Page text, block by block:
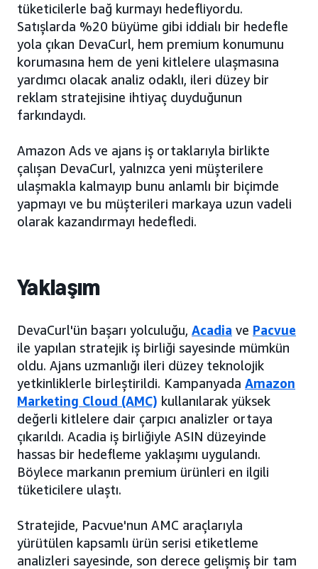
tüketicilerle bağ kurmayı hedefliyordu.
Satışlarda %20 büyüme gibi iddialı bir hedefle
yola çıkan DevaCurl, hem premium konumunu
korumasına hem de yeni kitlelere ulaşmasına
yardımcı olacak analiz odaklı, ileri düzey bir
reklam stratejisine ihtiyaç duyduğunun
farkındaydı.
Amazon Ads ve ajans iş ortaklarıyla birlikte
çalışan DevaCurl, yalnızca yeni müşterilere
ulaşmakla kalmayıp bunu anlamlı bir biçimde
yapmayı ve bu müşterileri markaya uzun vadeli
olarak kazandırmayı hedefledi.
Yaklaşım
DevaCurl'ün başarı yolculuğu, Acadia ve Pacvue
ile yapılan stratejik iş birliği sayesinde mümkün
oldu. Ajans uzmanlığı ileri düzey teknolojik
yetkinliklerle birleştirildi. Kampanyada Amazon
Marketing Cloud (AMC) kullanılarak yüksek
değerli kitlelere dair çarpıcı analizler ortaya
çıkarıldı. Acadia iş birliğiyle ASIN düzeyinde
hassas bir hedefleme yaklaşımı uygulandı.
Böylece markanın premium ürünleri en ilgili
tüketicilere ulaştı.
Stratejide, Pacvue'nun AMC araçlarıyla
yürütülen kapsamlı ürün serisi etiketleme
analizleri sayesinde, son derece gelişmiş bir tam